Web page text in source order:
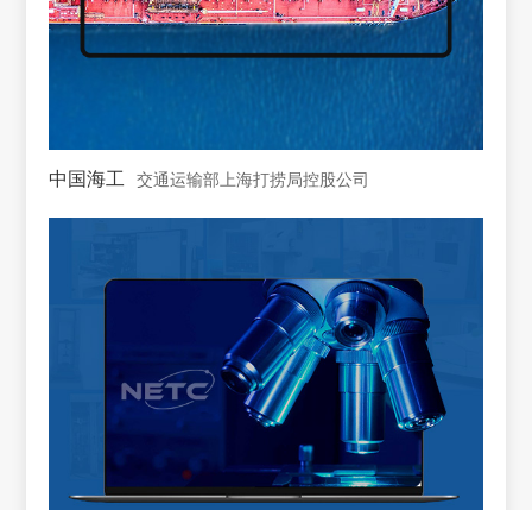
中国海工 交通运输部上海打捞局控股公司